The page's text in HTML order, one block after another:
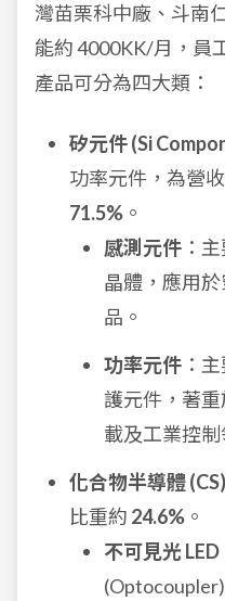
灣苗栗科中廠、斗南
能約 4000KK/月，員
產品可分為四大類：
矽元件 (Si
功率元件，為營
71.5% 。
感測元件 ：
晶體，應用
品。
功率元件 ：
護元件，著
載及工業控制
化合物半導體 (CS)
比重約 24.6% 。
不可見光 LED